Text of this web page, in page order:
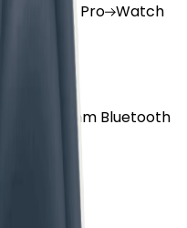
GT 5 Pro Watch
47mm Bluetooth